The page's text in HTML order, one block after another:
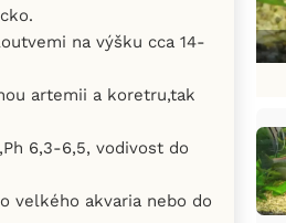
na výšku cca 14-
artemii a koretru,tak
6,3-6,5, vodivost do
velkého akvaria nebo do